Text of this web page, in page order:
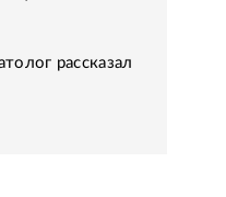
рассказал